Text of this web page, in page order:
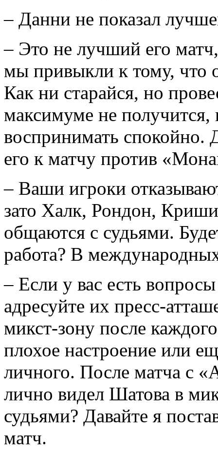
– Данни не показал
– Это не лучший его матч,
мы привыкли к тому, что
Как ни старайся, но
максимуме не получится,
воспринимать
его к матчу против
– Ваши игроки
зато Халк, Рондон,
общаются с судьями.
работа? В
– Если у вас есть
адресуйте их пресс-
микст-зону после
плохое настроение или
личного. После матча с
лично видел Шатова в
судьями? Давайте я
матч.